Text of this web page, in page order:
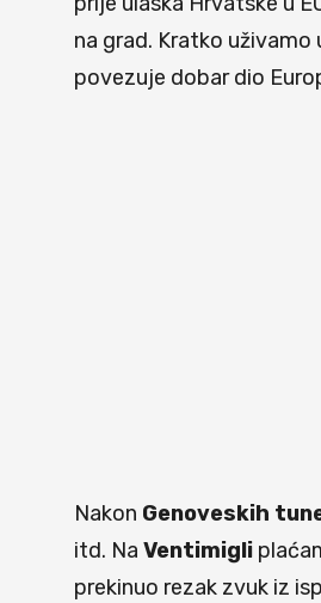
na grad. Kratko
povezuje dobar dio
Nakon Genoveskih
itd. Na Ventimigli
prekinuo rezak zvuk iz